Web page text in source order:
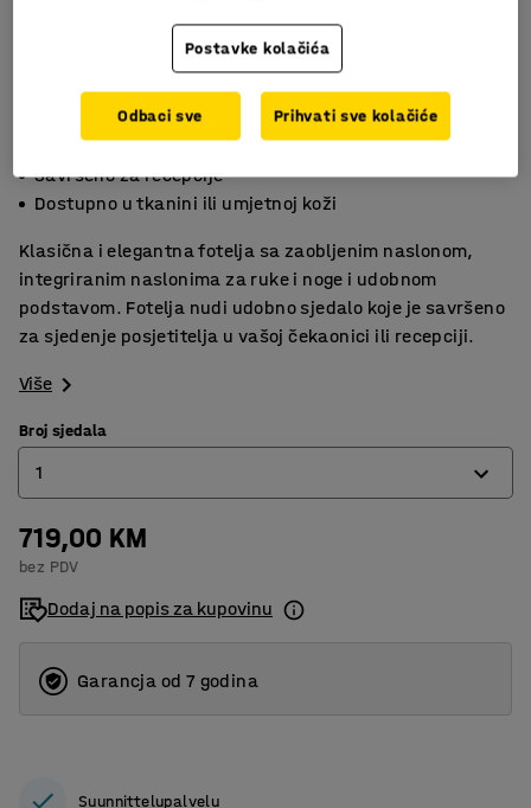
Klasičan dizajn
Savršeno za recepcije
Dostupno u tkanini ili umjetnoj koži
Klasična i elegantna fotelja sa zaobljenim naslonom,
integriranim naslonima za ruke i noge i udobnom
podstavom. Fotelja nudi udobno sjedalo koje je savršeno
za sjedenje posjetitelja u vašoj čekaonici ili recepciji.
Više
Broj sjedala
1
1
2
3
719,00 KM
bez PDV
Dodaj na popis za kupovinu
Garancja od 7 godina
Suunnittelupalvelu
Postavke kolačića
Odbaci sve Prihvati sve kolačiće